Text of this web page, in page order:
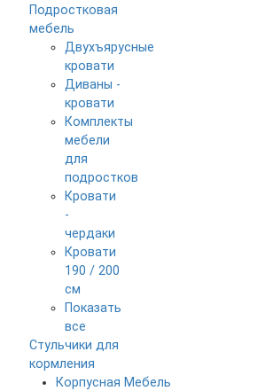
Подростковая
мебель
Двухъярусные
кровати
Диваны -
кровати
Комплекты
мебели
для
подростков
Кровати
-
чердаки
Кровати
190 / 200
см
Показать
все
Стульчики для
кормления
Корпусная Мебель